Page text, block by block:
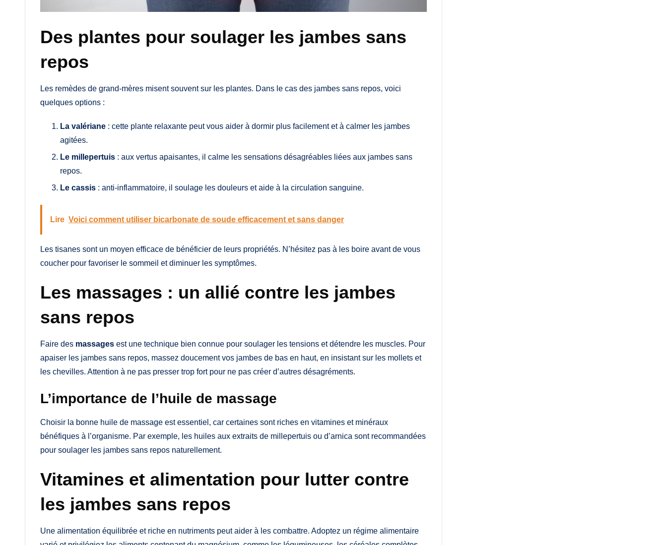
Des plantes pour soulager les jambes sans
repos
Les remèdes de grand-mères misent souvent sur les plantes. Dans le cas des jambes sans repos, voici
quelques options :
La valériane : cette plante relaxante peut vous aider à dormir plus facilement et à calmer les jambes
agitées.
Le millepertuis : aux vertus apaisantes, il calme les sensations désagréables liées aux jambes sans
repos.
Le cassis : anti-inflammatoire, il soulage les douleurs et aide à la circulation sanguine.
Lire Voici comment utiliser bicarbonate de soude efficacement et sans danger
Les tisanes sont un moyen efficace de bénéficier de leurs propriétés. N’hésitez pas à les boire avant de vous
coucher pour favoriser le sommeil et diminuer les symptômes.
Les massages : un allié contre les jambes
sans repos
Faire des massages est une technique bien connue pour soulager les tensions et détendre les muscles. Pour
apaiser les jambes sans repos, massez doucement vos jambes de bas en haut, en insistant sur les mollets et
les chevilles. Attention à ne pas presser trop fort pour ne pas créer d’autres désagréments.
L’importance de l’huile de massage
Choisir la bonne huile de massage est essentiel, car certaines sont riches en vitamines et minéraux
bénéfiques à l’organisme. Par exemple, les huiles aux extraits de millepertuis ou d’arnica sont recommandées
pour soulager les jambes sans repos naturellement.
Vitamines et alimentation pour lutter contre
les jambes sans repos
Une alimentation équilibrée et riche en nutriments peut aider à les combattre. Adoptez un régime alimentaire